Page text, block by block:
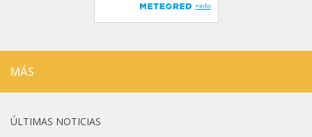
MÁS
ÚLTIMAS NOTICIAS